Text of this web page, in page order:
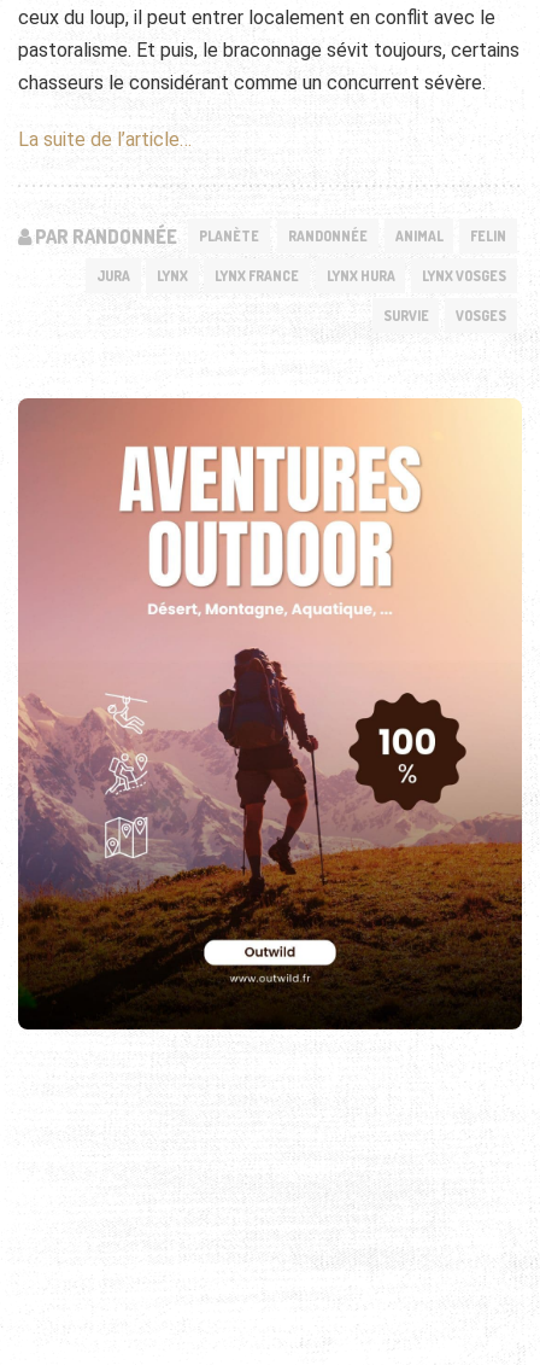
ceux du loup, il peut entrer localement en conflit avec le
pastoralisme. Et puis, le braconnage sévit toujours, certains
chasseurs le considérant comme un concurrent sévère.
La suite de l’article…
PAR RANDONNÉE PLANÈTE RANDONNÉE ANIMAL FELIN
JURA LYNX LYNX FRANCE LYNX HURA LYNX VOSGES
SURVIE VOSGES